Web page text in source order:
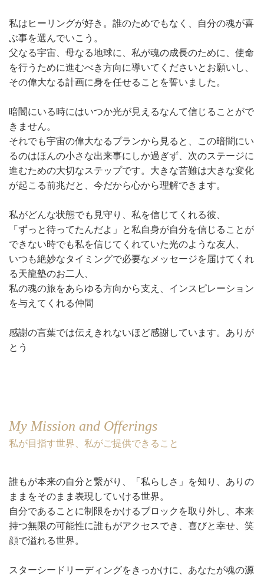
私はヒーリングが好き。誰のためでもなく、自分の魂が喜
ぶ事を選んでいこう。
父なる宇宙、母なる地球に、私が魂の成長のために、使命
を行うために進むべき方向に導いてくださいとお願いし、
その偉大なる計画に身を任せることを誓いました。
暗闇にいる時にはいつか光が見えるなんて信じることがで
きません。
それでも宇宙の偉大なるプランから見ると、この暗闇にい
るのはほんの小さな出来事にしか過ぎず、次のステージに
進むための大切なステップです。大きな苦難は大きな変化
が起こる前兆だと、今だから心から理解できます。
私がどんな状態でも見守り、私を信じてくれる彼、
「ずっと待ってたんだよ」と私自身が自分を信じることが
できない時でも私を信じてくれていた光のような友人、
いつも絶妙なタイミングで必要なメッセージを届けてくれ
る天龍塾のお二人、
私の魂の旅をあらゆる方向から支え、インスピレーション
を与えてくれる仲間
感謝の言葉では伝えきれないほど感謝しています。ありが
とう
My Mission and Offerings
私が目指す世界、私がご提供できること
誰もが本来の自分と繋がり、「私らしさ」を知り、ありの
ままをそのまま表現していける世界。
自分であることに制限をかけるブロックを取り外し、本来
持つ無限の可能性に誰もがアクセスでき、喜びと幸せ、笑
顔で溢れる世界。
スターシードリーディングをきっかけに、あなたが魂の源